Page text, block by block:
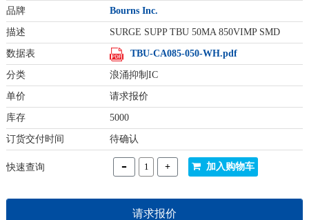
品牌 Bourns Inc.
描述 SURGE SUPP TBU 50MA 850VIMP SMD
数据表 TBU-CA085-050-WH.pdf
分类 浪涌抑制IC
单价 请求报价
库存 5000
订货交付时间 待确认
快速查询 - + 加入购物车
请求报价